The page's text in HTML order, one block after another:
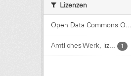
Lizenzen
Open Data Commons O...
Amtliches Werk, liz... 1